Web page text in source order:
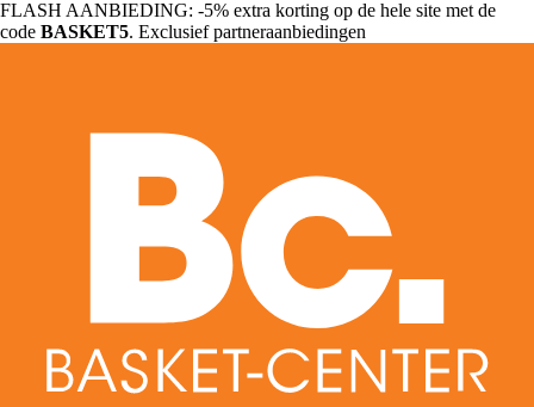
FLASH AANBIEDING: -5% extra korting op de hele site met de
code BASKET5. Exclusief partneraanbiedingen